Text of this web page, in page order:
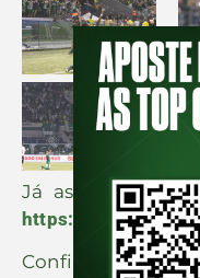
Já assistiu o
https://
Confira mais